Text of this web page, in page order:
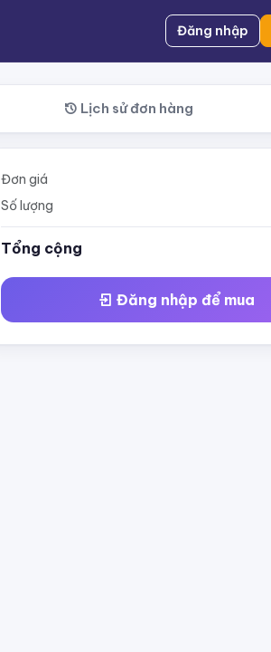
Đăng nhập
Lịch sử đơn hàng
Đơn giá
Số lượng
Tổng cộng
Đăng nhập để mua